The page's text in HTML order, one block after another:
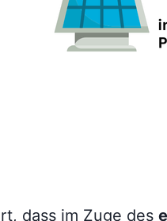
dass im Zuge des